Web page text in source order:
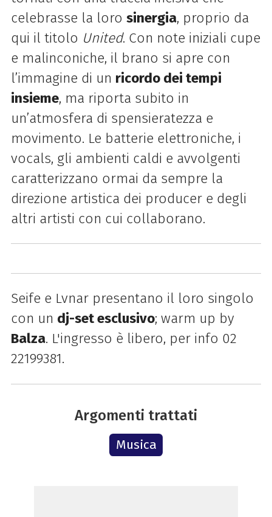
celebrasse la loro sinergia, proprio da
qui il titolo United. Con note iniziali cupe
e malinconiche, il brano si apre con
l’immagine di un ricordo dei tempi
insieme, ma riporta subito in
un’atmosfera di spensieratezza e
movimento. Le batterie elettroniche, i
vocals, gli ambienti caldi e avvolgenti
caratterizzano ormai da sempre la
direzione artistica dei producer e degli
altri artisti con cui collaborano.
Seife e Lvnar presentano il loro singolo
con un dj-set esclusivo; warm up by
Balza. L'ingresso è libero, per info 02
22199381.
Argomenti trattati
Musica